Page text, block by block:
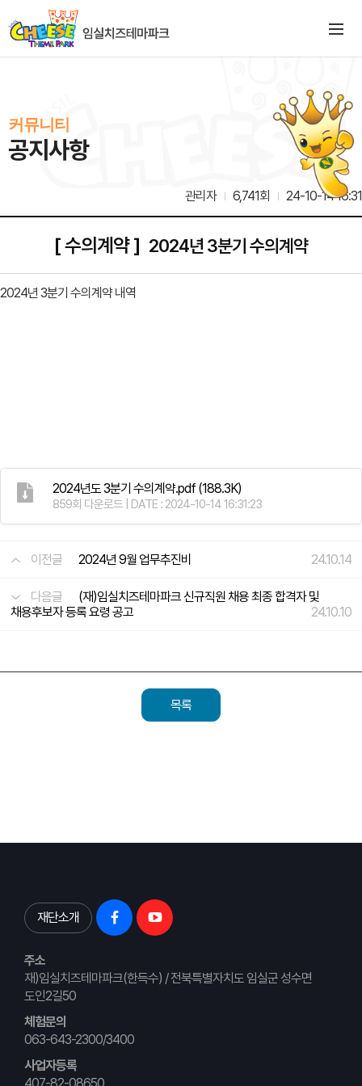
커뮤니티
공지사항
관리자 6,741회 24-10-14 16:31
[ 수의계약 ] 2024년 3분기 수의계약
2024년 3분기 수의계약 내역
2024년도 3분기 수의계약.pdf (188.3K)
859회 다운로드 | DATE : 2024-10-14 16:31:23
이전글 2024년 9월 업무추진비 24.10.14
다음글
(재)임실치즈테마파크 신규직원 채용 최종 합격자 및
채용후보자 등록 요령 공고
24.10.10
목록
재단소개
주소
재)임실치즈테마파크(한득수) / 전북특별자치도 임실군 성수면
도인2길50
체험문의
063-643-2300/3400
사업자등록